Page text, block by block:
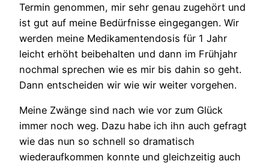
Termin genommen, mir sehr genau zugehört und
ist gut auf meine Bedürfnisse eingegangen. Wir
werden meine Medikamentendosis für 1 Jahr
leicht erhöht beibehalten und dann im Frühjahr
nochmal sprechen wie es mir bis dahin so geht.
Dann entscheiden wir wie wir weiter vorgehen.
Meine Zwänge sind nach wie vor zum Glück
immer noch weg. Dazu habe ich ihn auch gefragt
wie das nun so schnell so dramatisch
wiederaufkommen konnte und gleichzeitig auch